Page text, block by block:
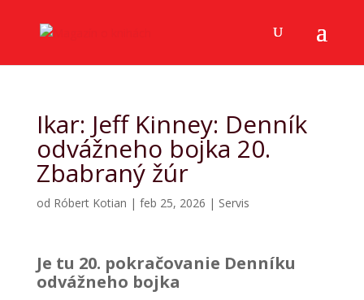
Ikar: Jeff Kinney: Denník
odvážneho bojka 20.
Zbabraný žúr
od Róbert Kotian | feb 25, 2026 | Servis
Je tu 20. pokračovanie Denníku
odvážneho bojka